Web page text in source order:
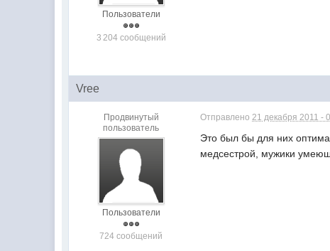
Пользователи
3 204 сообщений
Vree
Продвинутый
пользователь
Пользователи
724 сообщений
Отправлено21 декабря 2011 -
Это был бы для них
медсестрой, мужики